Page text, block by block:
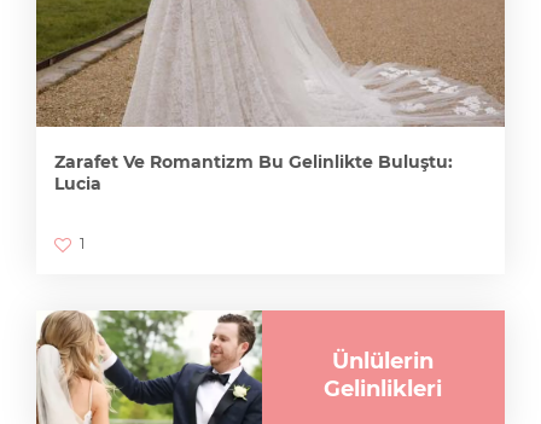
Zarafet Ve Romantizm Bu Gelinlikte Buluştu:
Lucia
1
Ünlülerin
Gelinlikleri